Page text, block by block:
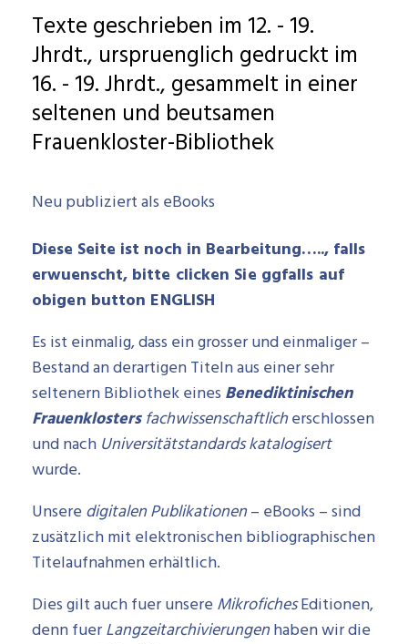
Texte geschrieben im 12. - 19.
Jhrdt., urspruenglich gedruckt im
16. - 19. Jhrdt., gesammelt in einer
seltenen und beutsamen
Frauenkloster-Bibliothek
Neu publiziert als eBooks
Diese Seite ist noch in Bearbeitung….., falls
erwuenscht, bitte clicken Sie ggfalls auf
obigen button ENGLISH
Es ist einmalig, dass ein grosser und einmaliger –
Bestand an derartigen Titeln aus einer sehr
seltenern Bibliothek eines Benediktinischen
Frauenklosters fachwissenschaftlicherschlossen
und nach Universitätstandards katalogisert
wurde.
Unsere digitalen Publikationen– eBooks – sind
zusätzlich mit elektronischen bibliographischen
Titelaufnahmen erhältlich.
Dies gilt auch fuer unsere MikrofichesEditionen,
denn fuerLangzeitarchivierungenhaben wir die